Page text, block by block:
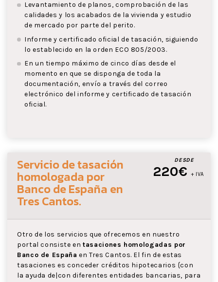
Levantamiento de planos, comprobación de las
calidades y los acabados de la vivienda y estudio
de mercado por parte del perito.
Informe y certificado oficial de tasación, siguiendo
lo establecido en la orden ECO 805/2003.
En un tiempo máximo de cinco días desde el
momento en que se disponga de toda la
documentación, envío a través del correo
electrónico del informe y certificado de tasación
oficial.
DESDE
220€ + IVA
Servicio de tasación
homologada por
Banco de España en
Tres Cantos.
Otro de los servicios que ofrecemos en nuestro
portal consiste entasaciones homologadas por
Banco de España en Tres Cantos. El fin de estas
tasaciones es conceder créditos hipotecarios {con
la ayuda de|con diferentes entidades bancarias, para